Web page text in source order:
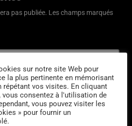
pas publiée. Les champs marqués
sur notre site Web pour
la plus pertinente en mémorisant
répétant vos visites. En cliquant
vous consentez à l'utilisation de
vous pouvez visiter les
» pour fournir un